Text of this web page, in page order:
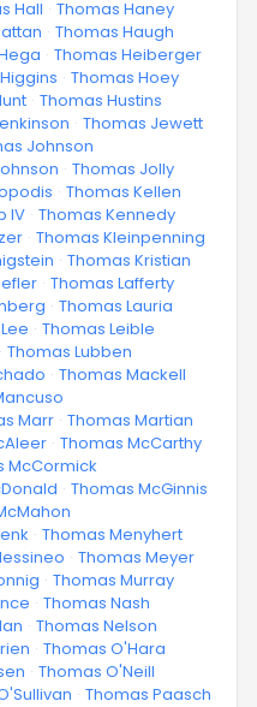
Hall · Thomas Haney
· Thomas Haugh
· Thomas Heiberger
· Thomas Hoey
· Thomas Hustins
· Thomas Jewett
Johnson
· Thomas Jolly
· Thomas Kellen
IV · Thomas Kennedy
· Thomas Kleinpenning
· Thomas Kristian
· Thomas Lafferty
· Thomas Lauria
· Thomas Leible
· Thomas Lubben
· Thomas Mackell
Marr · Thomas Martian
· Thomas McCarthy
McCormick
· Thomas McGinnis
· Thomas Menyhert
· Thomas Meyer
· Thomas Murray
· Thomas Nash
· Thomas Nelson
· Thomas O'Hara
· Thomas O'Neill
· Thomas Paasch